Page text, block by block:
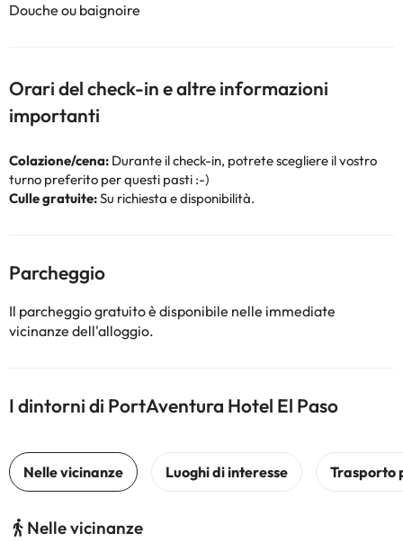
Douche ou baignoire
Orari del check-in e altre informazioni
importanti
Colazione/cena: Durante il check-in, potrete scegliere il vostro
turno preferito per questi pasti :-)
Culle gratuite:Su richiesta e disponibilità.
Parcheggio
Il parcheggio gratuito è disponibile nelle immediate
vicinanze dell'alloggio.
I dintorni di PortAventura Hotel El Paso
Nelle vicinanze